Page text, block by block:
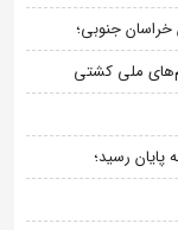
خراسان جنوبی؛
ملی کشتی
رسید؛